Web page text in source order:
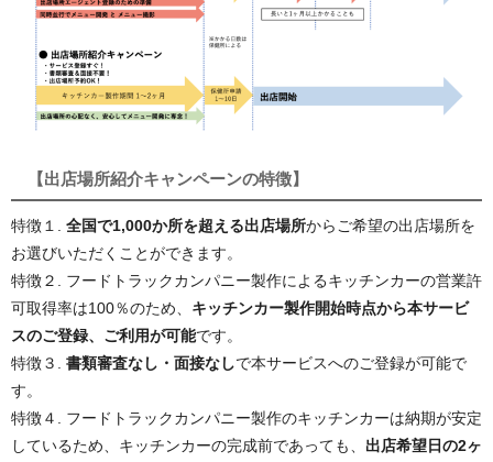
【出店場所紹介キャンペーンの特徴】
特徴１. 全国で1,000か所を超える出店場所からご希望の出店場所を
お選びいただくことができます。
特徴２. フードトラックカンパニー製作によるキッチンカーの営業許
可取得率は100％のため、 キッチンカー製作開始時点から本サービ
スのご登録、ご利用が可能です。
特徴３. 書類審査なし・面接なし で本サービスへのご登録が可能で
す。
特徴４. フードトラックカンパニー製作のキッチンカーは納期が安定
しているため、キッチンカーの完成前であっても、 出店希望日の2ヶ